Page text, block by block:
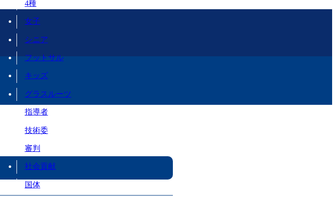
4種
女子
シニア
フットサル
キッズ
グラスルーツ
指導者
技術委
審判
社会貢献
国体